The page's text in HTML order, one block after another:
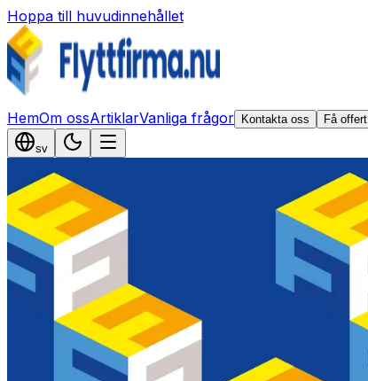
Hoppa till huvudinnehållet
HemOm ossArtiklarVanliga frågor Kontakta oss Få offert
sv